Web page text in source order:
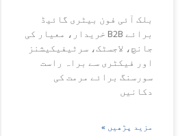
بلک آئی فون بیٹری گائیڈ
برائے B2B خریدار، معیار کی
جانچ، لاجسٹک، سرٹیفیکیشنز
اور فیکٹری سے براہ راست
سورسنگ برائے مرمت کی
دکانیں
مزید پڑھیں »